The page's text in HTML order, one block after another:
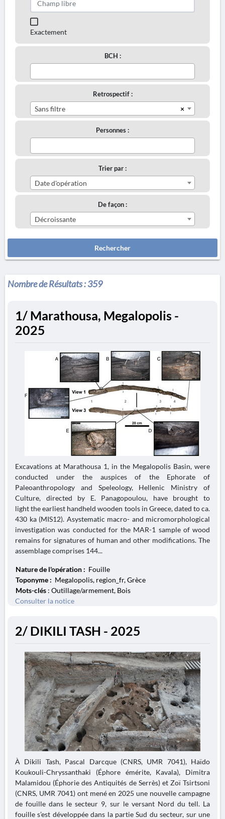
Exactement
BCH :
Retrospectif :
×
Sans filtre
Personnes :
Trier par :
Date d'opération
De façon :
Décroissante
Rechercher
Nombre de Résultats :359
1/ Marathousa, Megalopolis -
2025
Excavations at Marathousa 1, in the Megalopolis Basin, were
conducted under the auspices of the Ephorate of
Paleoanthropology and Speleology, Hellenic Ministry of
Culture, directed by E. Panagopoulou, have brought to
light the earliest handheld wooden tools in Greece, dated to ca.
430 ka (MIS12). Asystematic macro- and micromorphological
investigation was conducted for the MAR-1 sample of wood
remains for signatures of human and other modifications. The
assemblage comprises 144...
Nature de l'opération : Fouille
Toponyme : Megalopolis, region_fr, Grèce
Mots-clés : Outillage/armement, Bois
Consulter la notice
2/ DIKILI TASH - 2025
À Dikili Tash, Pascal Darcque (CNRS, UMR 7041), Haïdo
Koukouli-Chryssanthaki (Éphore émérite, Kavala), Dimitra
Malamidou (Éphorie des Antiquités de Serrès) et Zoï Tsirtsoni
(CNRS, UMR 7041) ont mené en 2025 une nouvelle campagne
de fouille dans le secteur 9, sur le versant Nord du tell. La
fouille s’est développée dans la partie Sud du secteur, sur une